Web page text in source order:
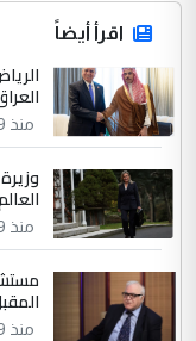
اقرأ أيضاً
منذ 9 ساعة
العالم 2030 في
منذ 9 ساعة
منذ 9 ساعة